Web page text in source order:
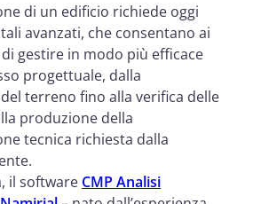
di un edificio richiede oggi
avanzati, che consentano ai
gestire in modo più efficace
progettuale, dalla
terreno fino alla verifica delle
produzione della
tecnica richiesta dalla
il software CMP Analisi